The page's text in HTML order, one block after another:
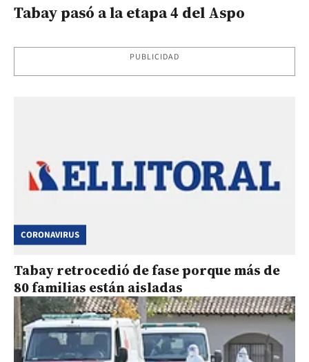
Tabay pasó a la etapa 4 del Aspo
PUBLICIDAD
CORONAVIRUS
Tabay retrocedió de fase porque más de
80 familias están aisladas